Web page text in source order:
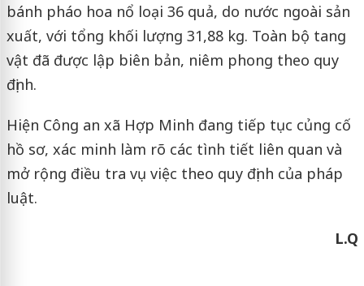
bánh pháo hoa nổ loại 36 quả, do nước ngoài sản
xuất, với tổng khối lượng 31,88 kg. Toàn bộ tang
vật đã được lập biên bản, niêm phong theo quy
định.
Hiện Công an xã Hợp Minh đang tiếp tục củng cố
hồ sơ, xác minh làm rõ các tình tiết liên quan và
mở rộng điều tra vụ việc theo quy định của pháp
luật.
L.Q